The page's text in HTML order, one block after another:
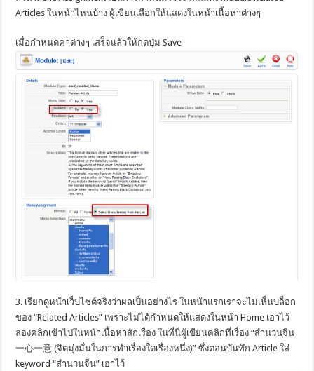
Articles ในหน้าไหนบ้าง ผู้เขียนเลือกให้แสดงในหน้าเนื้อหาต่างๆ
เมื่อกำหนดค่าต่างๆ เสร็จแล้วให้กดปุ่ม Save
3. เรียกดูหน้าเว็บไซต์จริงว่าผลเป็นอย่างไร ในหน้าแรกเราจะไม่เห็นบล็อก
ของ “Related Articles” เพราะไม่ได้กำหนดให้แสดงในหน้า Home เอาไว้
ลองคลิกเข้าไปในหน้าเนื้อหาสักเรื่อง ในที่นี่ผู้เขียนคลิกที่เรื่อง “สำนวนจีน
一心一意 (จิตมุ่งมั่นในการทำเรื่องใดเรื่องหนึ่ง)” ซึ่งตอนบันทึก Article ใส่
keyword “สำนวนจีน” เอาไว้